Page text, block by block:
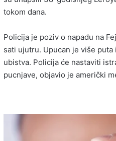
tokom dana.
Policija je poziv o napadu na
sati ujutru. Upucan je više
ubistva. Policija će nastaviti
pucnjave, objavio je američki